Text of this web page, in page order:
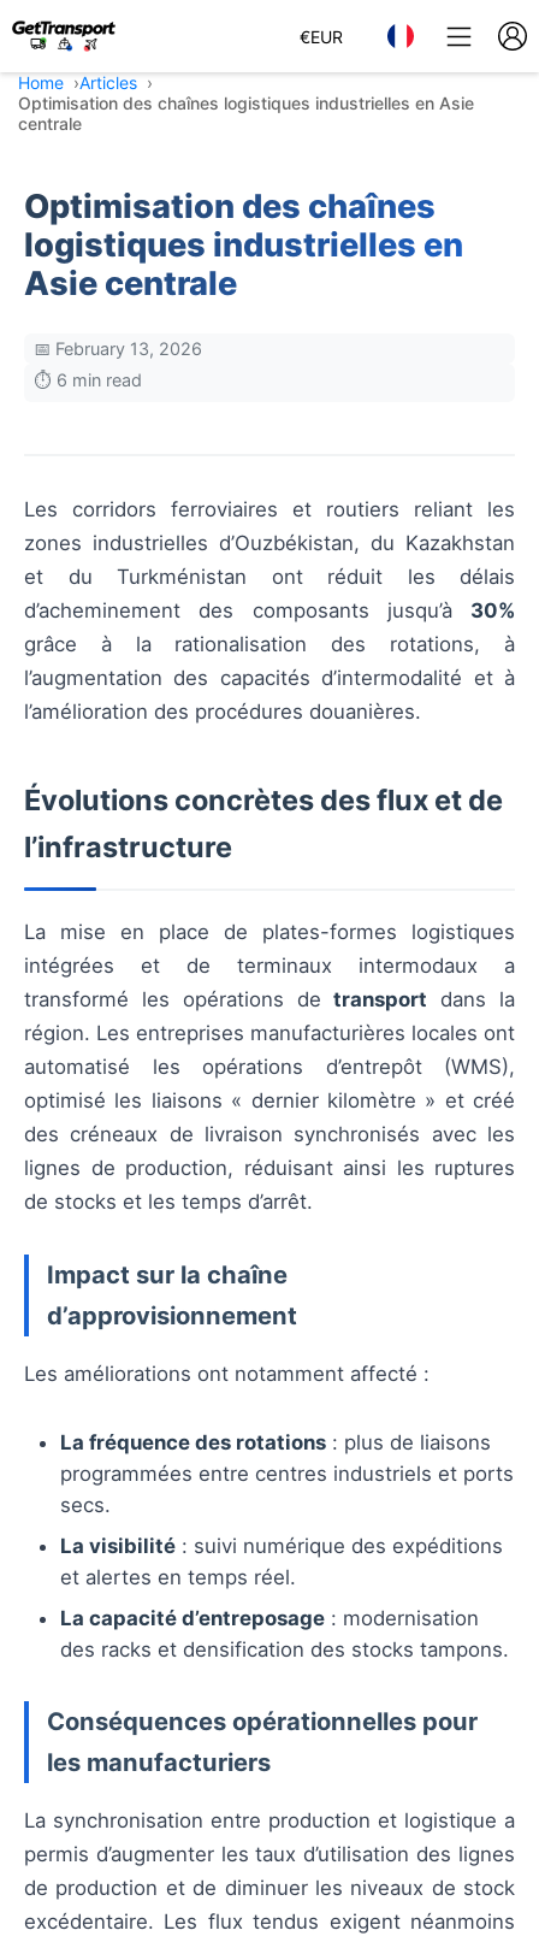
€EUR
Home
Articles
Optimisation des chaînes logistiques industrielles en Asie
centrale
Optimisation des chaînes
logistiques industrielles en
Asie centrale
📅 February 13, 2026
⏱️ 6 min read
Les corridors ferroviaires et routiers reliant les
zones industrielles d’Ouzbékistan, du Kazakhstan
et du Turkménistan ont réduit les délais
d’acheminement des composants jusqu’à 30%
grâce à la rationalisation des rotations, à
l’augmentation des capacités d’intermodalité et à
l’amélioration des procédures douanières.
Évolutions concrètes des flux et de
l’infrastructure
La mise en place de plates-formes logistiques
intégrées et de terminaux intermodaux a
transformé les opérations detransport dans la
région. Les entreprises manufacturières locales ont
automatisé les opérations d’entrepôt (WMS),
optimisé les liaisons « dernier kilomètre » et créé
des créneaux de livraison synchronisés avec les
lignes de production, réduisant ainsi les ruptures
de stocks et les temps d’arrêt.
Impact sur la chaîne
d’approvisionnement
Les améliorations ont notamment affecté :
La fréquence des rotations : plus de liaisons
programmées entre centres industriels et ports
secs.
La visibilité : suivi numérique des expéditions
et alertes en temps réel.
La capacité d’entreposage : modernisation
des racks et densification des stocks tampons.
Conséquences opérationnelles pour
les manufacturiers
La synchronisation entre production et logistique a
permis d’augmenter les taux d’utilisation des lignes
de production et de diminuer les niveaux de stock
excédentaire. Les flux tendus exigent néanmoins